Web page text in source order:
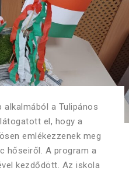
alkalmából a Tulipános
el, hogy a
emlékezzenek meg
hőseiről. A program a
kezdődött. Az iskola